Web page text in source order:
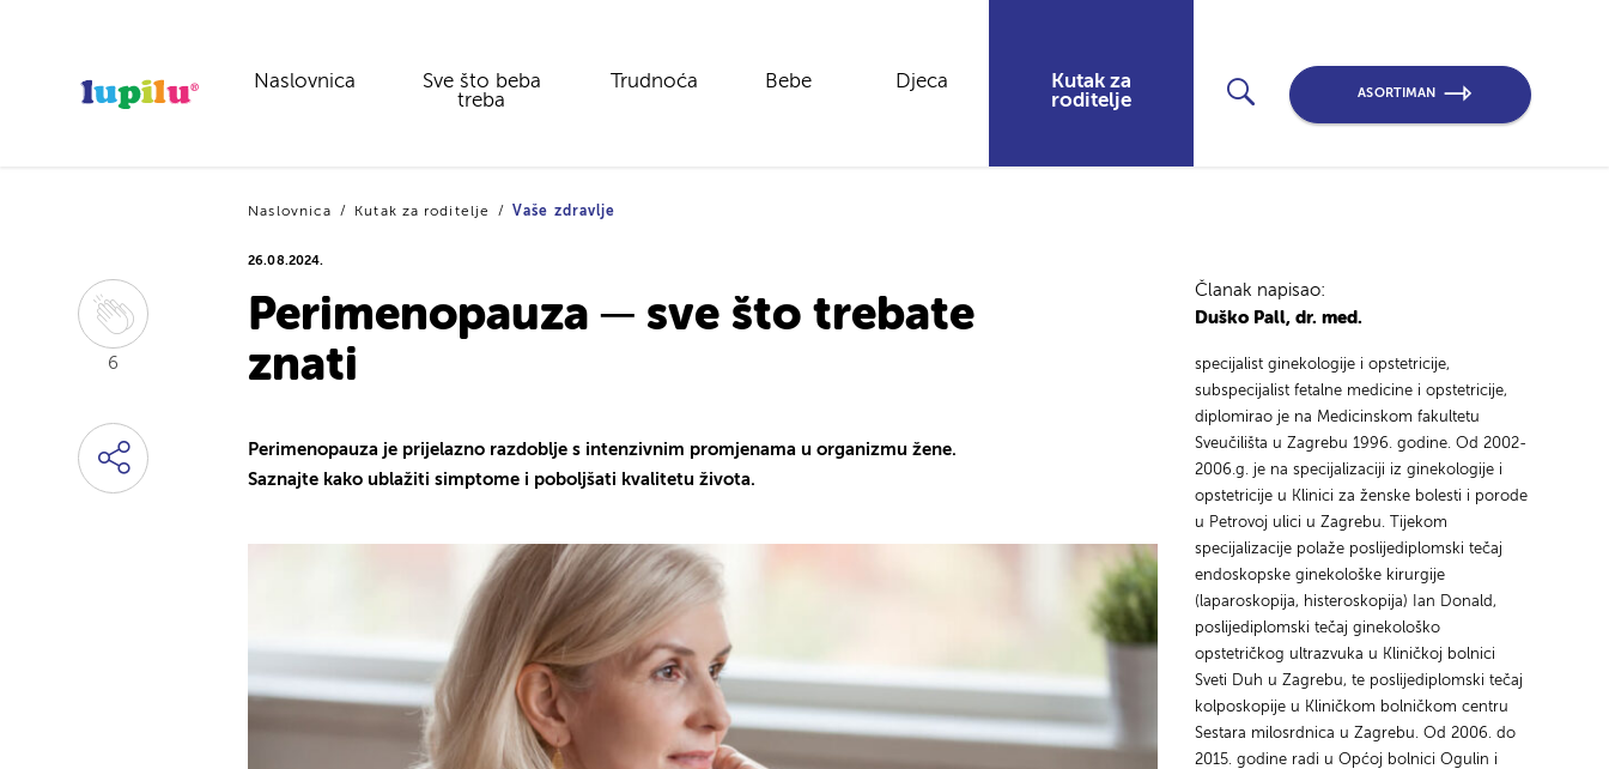
Naslovnica
Sve što beba
treba
Trudnoća Bebe Djeca
Kutak za
roditelje
ASORTIMAN
6
Naslovnica Kutak za roditelje Vaše zdravlje
26.08.2024.
Perimenopauza ─ sve što trebate
znati
Perimenopauza je prijelazno razdoblje s intenzivnim promjenama u organizmu žene.
Saznajte kako ublažiti simptome i poboljšati kvalitetu života.
Članak napisao:
Duško Pall, dr. med.
specijalist ginekologije i opstetricije,
subspecijalist fetalne medicine i opstetricije,
diplomirao je na Medicinskom fakultetu
Sveučilišta u Zagrebu 1996. godine. Od 2002-
2006.g. je na specijalizaciji iz ginekologije i
opstetricije u Klinici za ženske bolesti i porode
u Petrovoj ulici u Zagrebu. Tijekom
specijalizacije polaže poslijediplomski tečaj
endoskopske ginekološke kirurgije
(laparoskopija, histeroskopija) Ian Donald,
poslijediplomski tečaj ginekološko
opstetričkog ultrazvuka u Kliničkoj bolnici
Sveti Duh u Zagrebu, te poslijediplomski tečaj
kolposkopije u Kliničkom bolničkom centru
Sestara milosrdnica u Zagrebu. Od 2006. do
2015. godine radi u Općoj bolnici Ogulin i